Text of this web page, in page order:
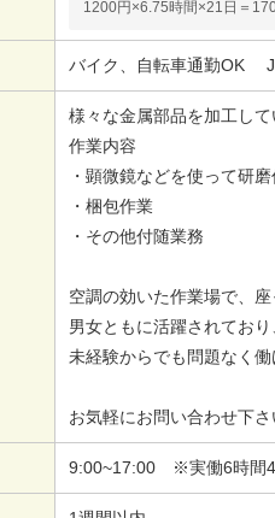
1200円×6.75時間×21日＝
バイク、自転車通勤OK
様々な金属部品を加工し
作業内容
・顕微鏡などを使って研
・梱包作業
・その他付随業務
空調の効いた作業場で、座
男女ともに活躍されてお
未経験からでも問題なく働
お気軽にお問い合わせ下さ
9:00~17:00 ※実働6時間